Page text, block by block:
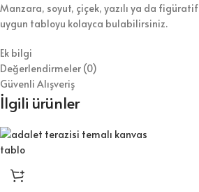
Manzara, soyut, çiçek, yazılı ya da
uygun tabloyu kolayca bulabilirsiniz.
Ek bilgi
Değerlendirmeler (0)
Güvenli Alışveriş
İlgili ürünler